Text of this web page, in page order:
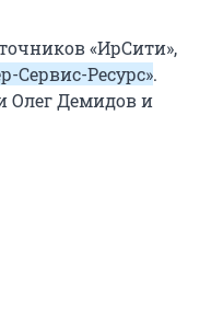
«ИрСити»,
Сервис-Ресурс».
Олег Демидов и